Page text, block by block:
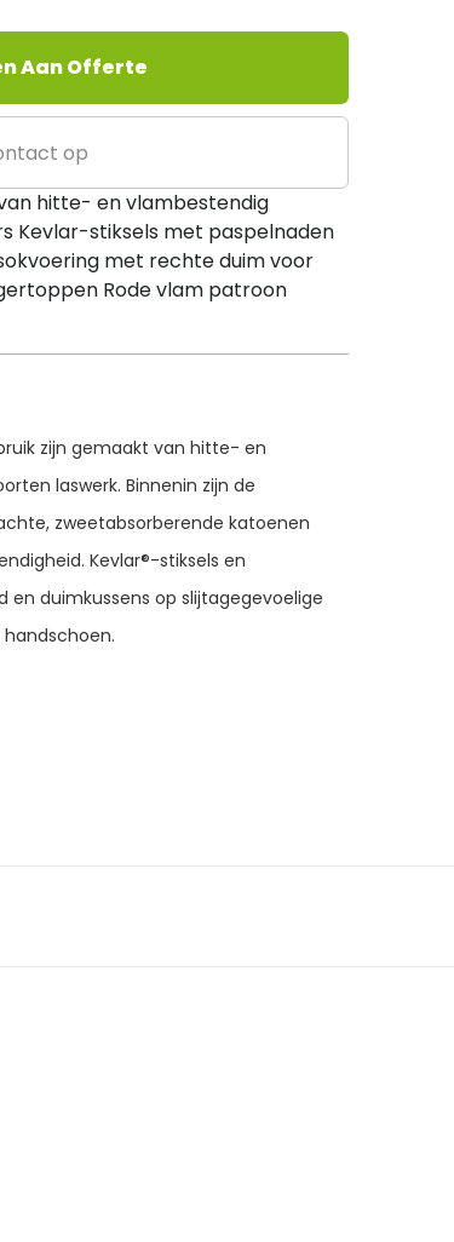
Aan Offerte
op
hitte- en vlambestendig
Kevlar-stiksels met paspelnaden
met rechte duim voor
Rode vlam patroon
zijn gemaakt van hitte- en
laswerk. Binnenin zijn de
zweetabsorberende katoenen
Kevlar®-stiksels en
duimkussens op slijtagegevoelige